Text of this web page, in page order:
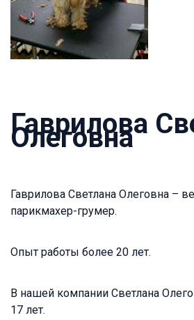
Гаврилова
Олеговна
Гаврилова Светлана Олеговна –
парикмахер-грумер.
Опыт работы более 20 лет.
В нашей компании Светлана
17 лет.